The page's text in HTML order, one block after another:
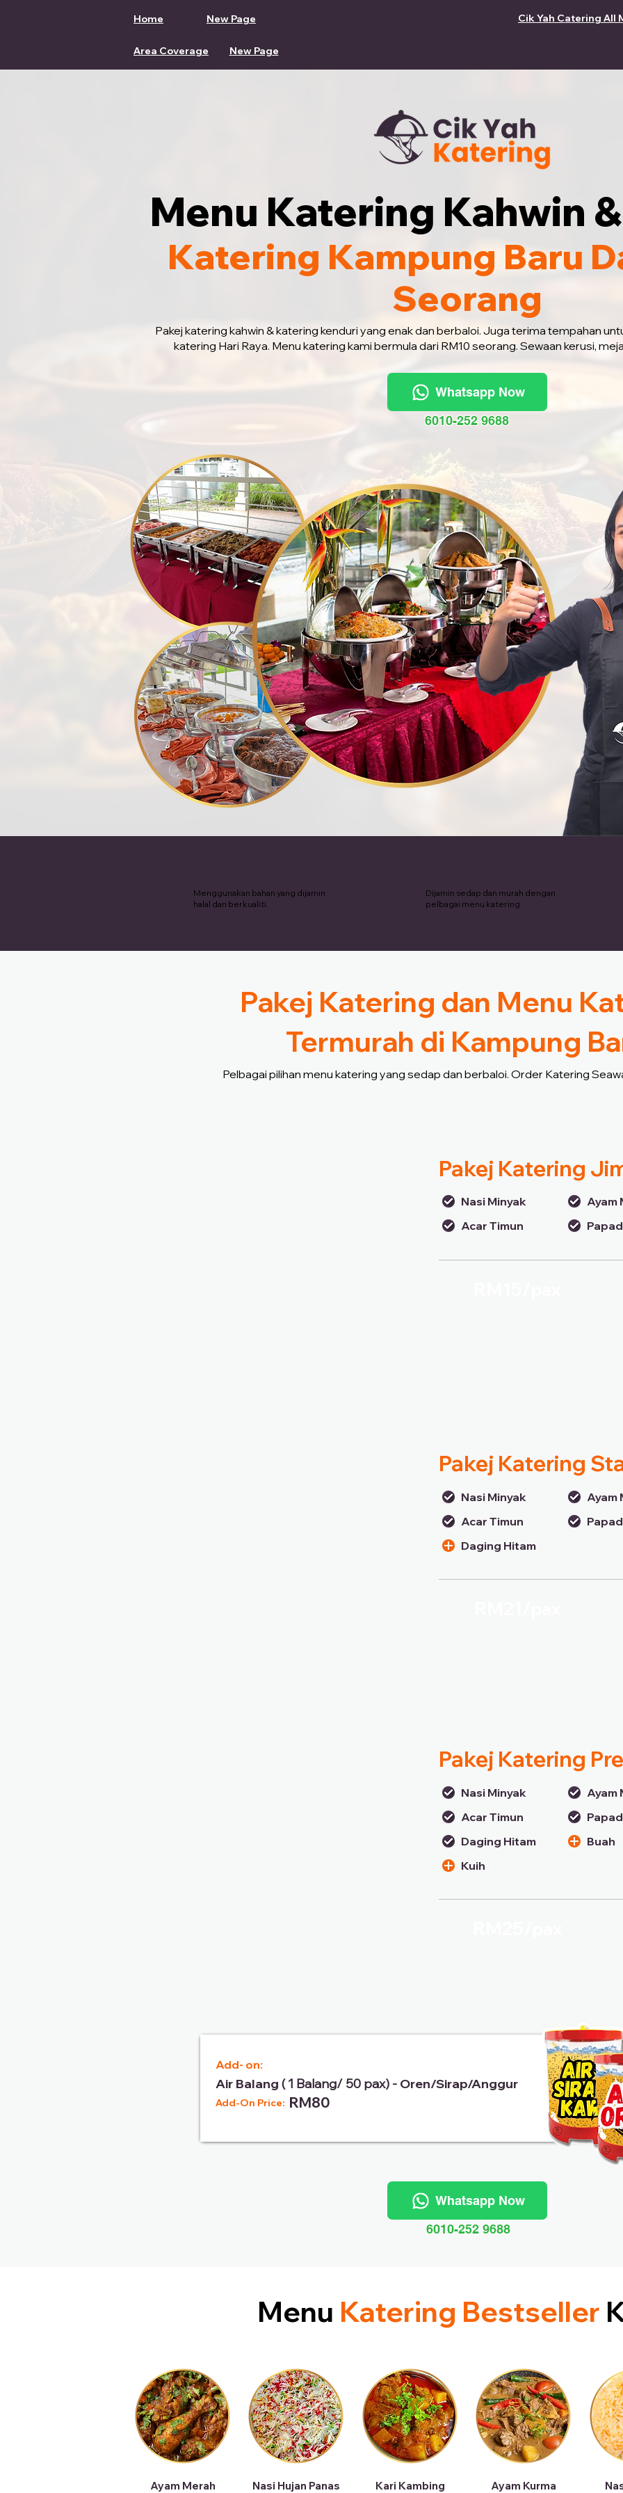
Menu Katering Kahwin
Katering Kampung Baru
Seorang
Pakej katering kahwin & katering kenduri yang enak dan berbaloi. Juga terima tempahan
katering Hari Raya. Menu katering kami bermula dari RM10 seorang. Sewaan kerusi,
Whatsapp Now
6010-252 9688
Home New Page
Area Coverage New Page
Cik Yah Catering All
Menggunakan bahan yang dijamin
halal dan berkualiti.
Dijamin sedap dan murah dengan
pelbagai menu katering.
Pakej Katering dan Menu
Termurah di Kampung
Pelbagai pilihan menu katering yang sedap dan berbaloi. Order Katering
Pakej Katering
Nasi Minyak
Acar Timun
Ayam
Pakej Katering
Nasi Minyak
Acar Timun
Daging Hitam
Ayam
Add- on:
Air Balang ( 1 Balang/ 50 pax) - Oren/Sirap/Anggur
RM80
Add-On Price:
Whatsapp Now
6010-252 9688
Pakej Katering
Nasi Minyak
Acar Timun
Daging Hitam
Kuih
Ayam
Buah
Menu Katering Bestseller
Ayam Merah Nasi Hujan Panas Kari Kambing Ayam Kurma